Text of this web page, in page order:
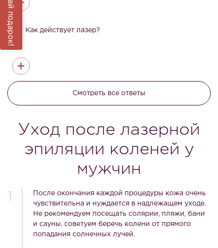
3 Как действует лазер?
Смотреть все ответы
Уход после лазерной
эпиляции коленей у
мужчин
После окончания каждой процедуры кожа очень
чувствительна и нуждается в надлежащем уходе.
Не рекомендуем посещать солярии, пляжи, бани
и сауны, советуем беречь колени от прямого
попадания солнечных лучей.